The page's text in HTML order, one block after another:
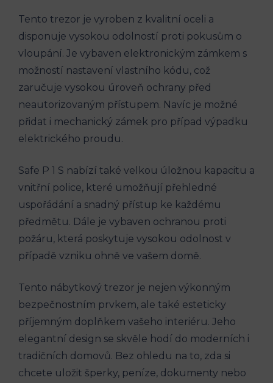
Tento trezor je vyroben z kvalitní oceli a
disponuje vysokou odolností proti pokusům o
vloupání. Je vybaven elektronickým zámkem s
možností nastavení vlastního kódu, což
zaručuje vysokou úroveň ochrany před
neautorizovaným přístupem. Navíc je možné
přidat i mechanický zámek pro případ výpadku
elektrického proudu.
Safe P 1 S nabízí také velkou úložnou kapacitu a
vnitřní police, které umožňují přehledné
uspořádání a snadný přístup ke každému
předmětu. Dále je vybaven ochranou proti
požáru, která poskytuje vysokou odolnost v
případě vzniku ohně ve vašem domě.
Tento nábytkový trezor je nejen výkonným
bezpečnostním prvkem, ale také esteticky
příjemným doplňkem vašeho interiéru. Jeho
elegantní design se skvěle hodí do moderních i
tradičních domovů. Bez ohledu na to, zda si
chcete uložit šperky, peníze, dokumenty nebo